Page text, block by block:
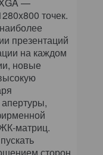
точек.
презентаций
на каждом
новые
матриц.